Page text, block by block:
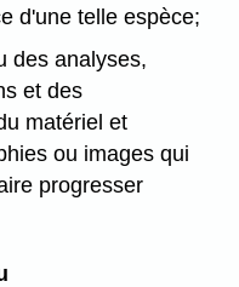
d'une telle espèce;
des analyses,
et des
matériel et
ou images qui
progresser